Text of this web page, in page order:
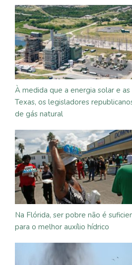
À medida que a energia solar e
Texas, os legisladores
de gás natural
Na Flórida, ser pobre não é
para o melhor auxílio hídrico